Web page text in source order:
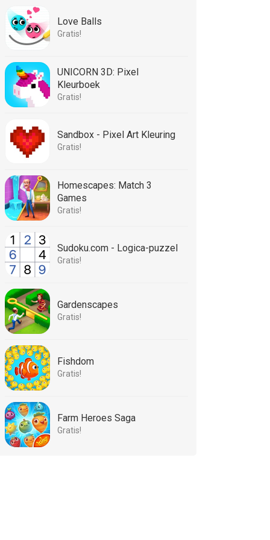
Love Balls
Gratis!
UNICORN 3D: Pixel
Kleurboek
Gratis!
Sandbox - Pixel Art Kleuring
Gratis!
Homescapes: Match 3
Games
Gratis!
Sudoku.com - Logica-puzzel
Gratis!
Gardenscapes
Gratis!
Fishdom
Gratis!
Farm Heroes Saga
Gratis!